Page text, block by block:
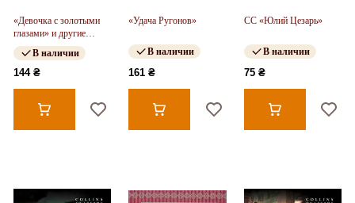
«Девочка с золотыми
глазами» и другие
рассказы
В наличии
144 ₴
«Удача Ругонов»
В наличии
161 ₴
CC «Юлий Цезарь»
В наличии
75 ₴